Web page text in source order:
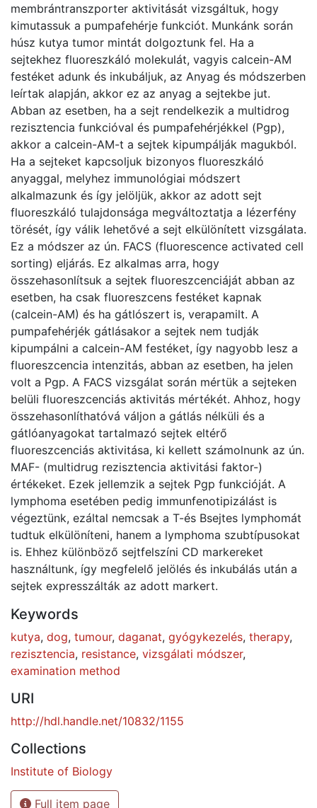
membrántranszporter aktivitását vizsgáltuk, hogy
kimutassuk a pumpafehérje funkciót. Munkánk során
húsz kutya tumor mintát dolgoztunk fel. Ha a
sejtekhez fluoreszkáló molekulát, vagyis calcein-AM
festéket adunk és inkubáljuk, az Anyag és módszerben
leírtak alapján, akkor ez az anyag a sejtekbe jut.
Abban az esetben, ha a sejt rendelkezik a multidrog
rezisztencia funkcióval és pumpafehérjékkel (Pgp),
akkor a calcein-AM-t a sejtek kipumpálják magukból.
Ha a sejteket kapcsoljuk bizonyos fluoreszkáló
anyaggal, melyhez immunológiai módszert
alkalmazunk és így jelöljük, akkor az adott sejt
fluoreszkáló tulajdonsága megváltoztatja a lézerfény
törését, így válik lehetővé a sejt elkülönített vizsgálata.
Ez a módszer az ún. FACS (fluorescence activated cell
sorting) eljárás. Ez alkalmas arra, hogy
összehasonlítsuk a sejtek fluoreszcenciáját abban az
esetben, ha csak fluoreszcens festéket kapnak
(calcein-AM) és ha gátlószert is, verapamilt. A
pumpafehérjék gátlásakor a sejtek nem tudják
kipumpálni a calcein-AM festéket, így nagyobb lesz a
fluoreszcencia intenzitás, abban az esetben, ha jelen
volt a Pgp. A FACS vizsgálat során mértük a sejteken
belüli fluoreszcenciás aktivitás mértékét. Ahhoz, hogy
összehasonlíthatóvá váljon a gátlás nélküli és a
gátlóanyagokat tartalmazó sejtek eltérő
fluoreszcenciás aktivitása, ki kellett számolnunk az ún.
MAF- (multidrug rezisztencia aktivitási faktor-)
értékeket. Ezek jellemzik a sejtek Pgp funkcióját. A
lymphoma esetében pedig immunfenotipizálást is
végeztünk, ezáltal nemcsak a T-és Bsejtes lymphomát
tudtuk elkülöníteni, hanem a lymphoma szubtípusokat
is. Ehhez különböző sejtfelszíni CD markereket
használtunk, így megfelelő jelölés és inkubálás után a
sejtek expresszálták az adott markert.
Keywords
kutya, dog, tumour, daganat, gyógykezelés, therapy,
rezisztencia, resistance, vizsgálati módszer,
examination method
URI
http://hdl.handle.net/10832/1155
Collections
Institute of Biology
Full item page